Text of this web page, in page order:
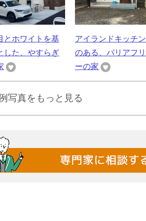
とホワイトを基
した、やすらぎ
アイランドキッチン
のある、バリアフリ
ーの家
写真をもっと見る